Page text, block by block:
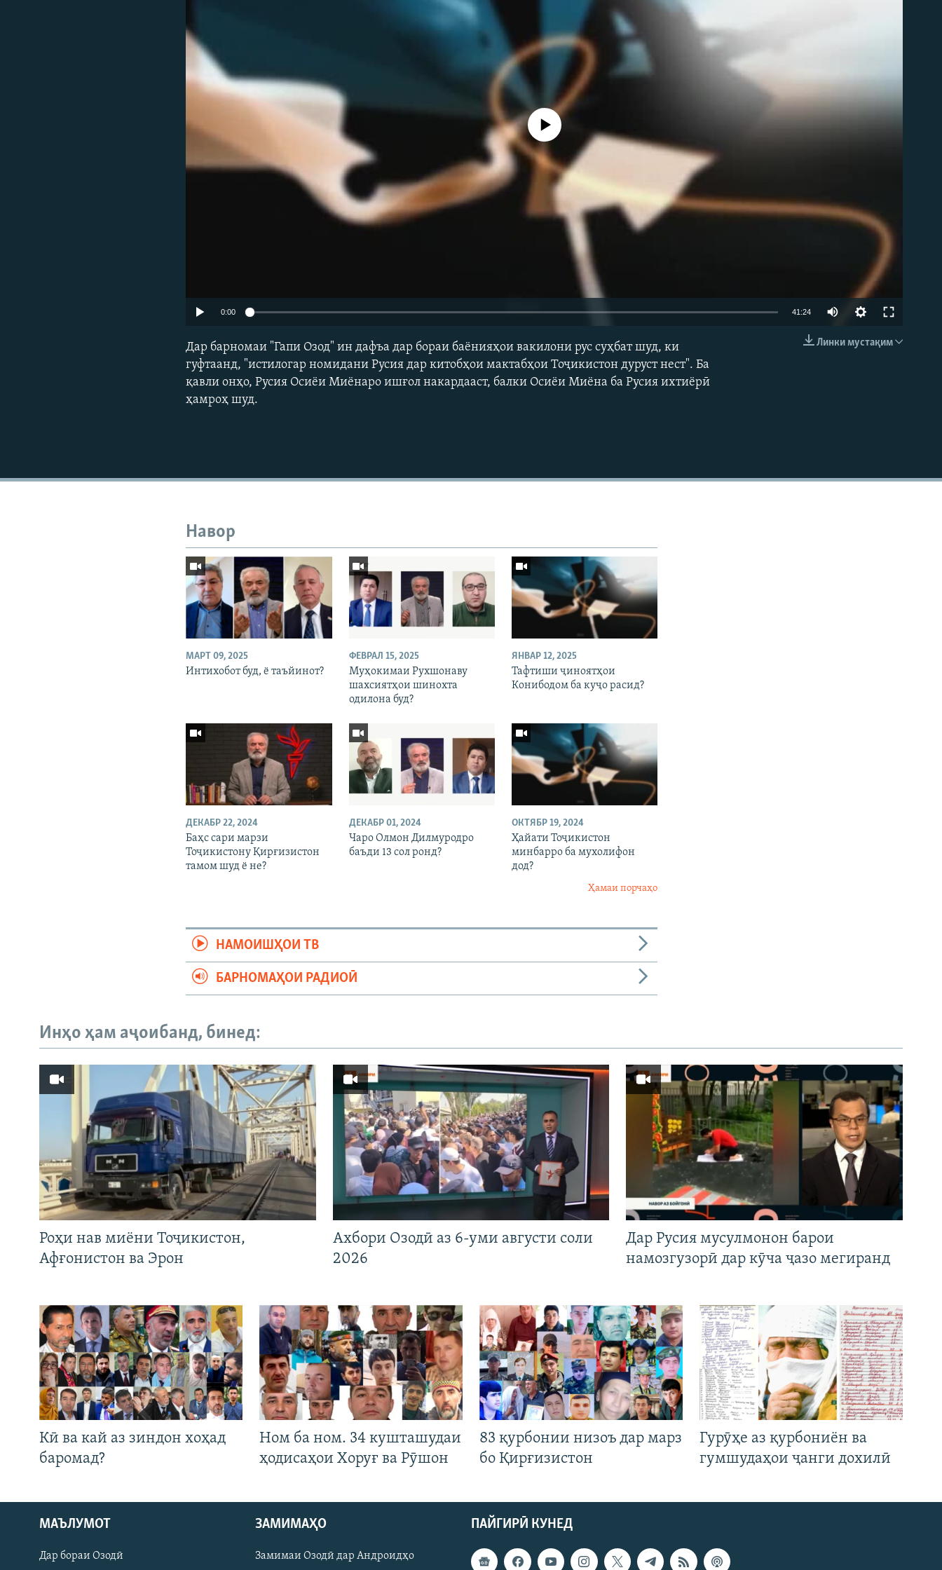
Русский
ПАЙГИРӢ КУНЕД
EMBED
Феълан кор намекунад
0:00 41:24
Линки мустақим
Дар барномаи "Гапи Озод" ин дафъа дар бораи баёнияҳои вакилони рус суҳбат шуд, ки
гуфтаанд, "истилогар номидани Русия дар китобҳои мактабҳои Тоҷикистон дуруст нест". Ба
қавли онҳо, Русия Осиёи Миёнаро ишғол накардааст, балки Осиёи Миёна ба Русия ихтиёрӣ
ҳамроҳ шуд.
Навор
МАРТ 09, 2025
Интихобот буд, ё таъйинот?
ФЕВРАЛ 15, 2025
Муҳокимаи Рухшонаву
шахсиятҳои шинохта
одилона буд?
ЯНВАР 12, 2025
Тафтиши ҷиноятҳои
Конибодом ба куҷо расид?
ДЕКАБР 22, 2024
Баҳс сари марзи
Тоҷикистону Қирғизистон
тамом шуд ё не?
ДЕКАБР 01, 2024
Чаро Олмон Дилмуродро
баъди 13 сол ронд?
ОКТЯБР 19, 2024
Ҳайати Тоҷикистон
минбарро ба мухолифон
дод?
Ҳамаи порчаҳо
НАМОИШҲОИ ТВ
БАРНОМАҲОИ РАДИОӢ
Инҳо ҳам аҷоибанд, бинед:
Роҳи нав миёни Тоҷикистон,
Афғонистон ва Эрон
Ахбори Озодӣ аз 6-уми августи соли
2026
Дар Русия мусулмонон барои
намозгузорӣ дар кӯча ҷазо мегиранд
Кӣ ва кай аз зиндон хоҳад
баромад?
Ном ба ном. 34 кушташудаи
ҳодисаҳои Хоруғ ва Рӯшон
83 қурбонии низоъ дар марз
бо Қирғизистон
Гурӯҳе аз қурбониён ва
гумшудаҳои ҷанги дохилӣ
ПАЙГИРӢ КУНЕД
МАЪЛУМОТ
Дар бораи Озодӣ
ЗАМИМАҲО
Замимаи Озодӣ дар Андроидҳо